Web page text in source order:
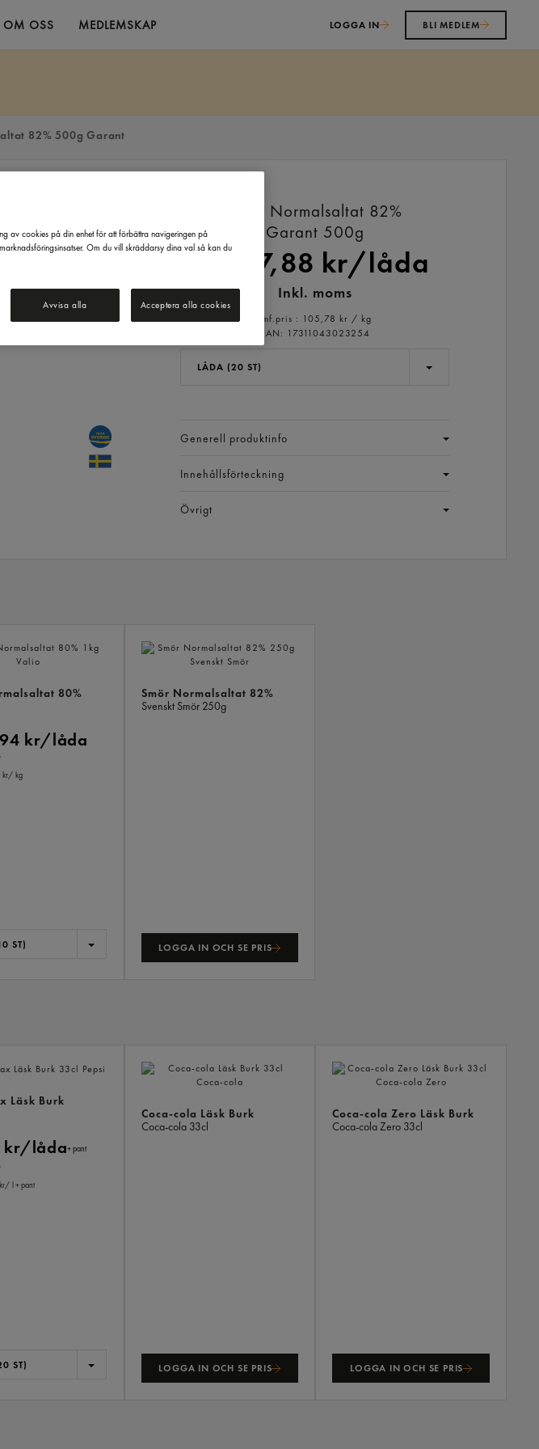
OM OSS MEDLEMSKAP LOGGA IN BLI MEDLEM
82% 500g Garant
Smör Normalsaltat 82%
Garant 500g
1 057,88 kr/låda
Inkl. moms
Jmf.pris : 105,78 kr / kg
EAN: 17311043023254
LÅDA (20 ST)
Generell produktinfo
Innehållsförteckning
Övrigt
80%
kr/låda
kr/ kg
ST)
Smör Normalsaltat 82%
Svenskt Smör 250g
LOGGA IN OCH SE PRIS
Läsk Burk
kr/låda+ pant
/ l+ pant
ST)
Coca-cola Läsk Burk
Coca-cola 33cl
LOGGA IN OCH SE PRIS
Coca-cola Zero Läsk Burk
Coca-cola Zero 33cl
LOGGA IN OCH SE PRIS
av cookies på din enhet för att förbättra navigeringen på
Om du vill skräddarsy dina val så kan du
Avvisa alla Acceptera alla cookies